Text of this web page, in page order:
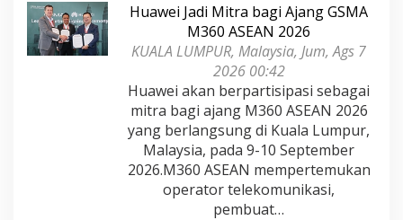
Huawei Jadi Mitra bagi Ajang GSMA
M360 ASEAN 2026
KUALA LUMPUR, Malaysia, Jum, Ags 7
2026 00:42
Huawei akan berpartisipasi sebagai
mitra bagi ajang M360 ASEAN 2026
yang berlangsung di Kuala Lumpur,
Malaysia, pada 9-10 September
2026.M360 ASEAN mempertemukan
operator telekomunikasi,
pembuat…